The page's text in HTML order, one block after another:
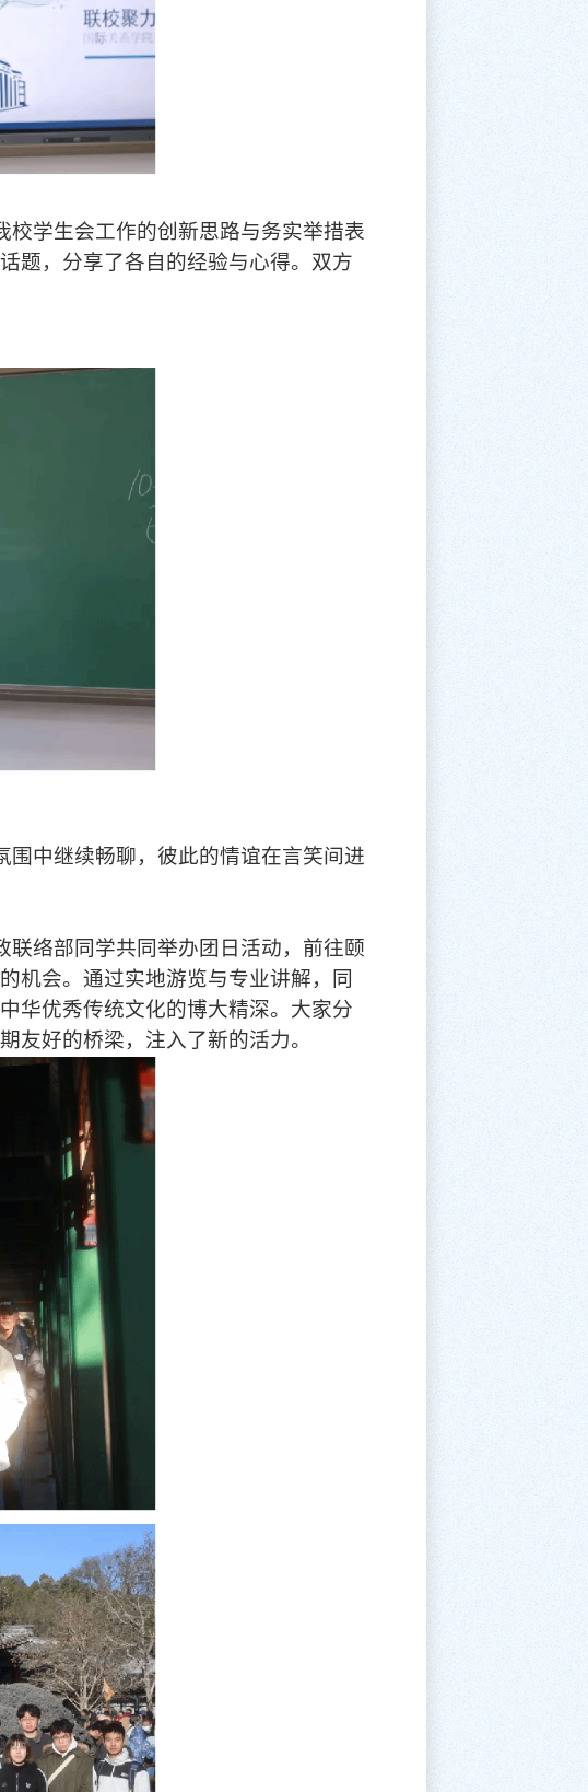
学生会工作的创新思路与务实举措表
题，分享了各自的经验与心得。双方
中继续畅聊，彼此的情谊在言笑间进
联络部同学共同举办团日活动，前往颐
机会。通过实地游览与专业讲解，同
华优秀传统文化的博大精深。大家分
友好的桥梁，注入了新的活力。